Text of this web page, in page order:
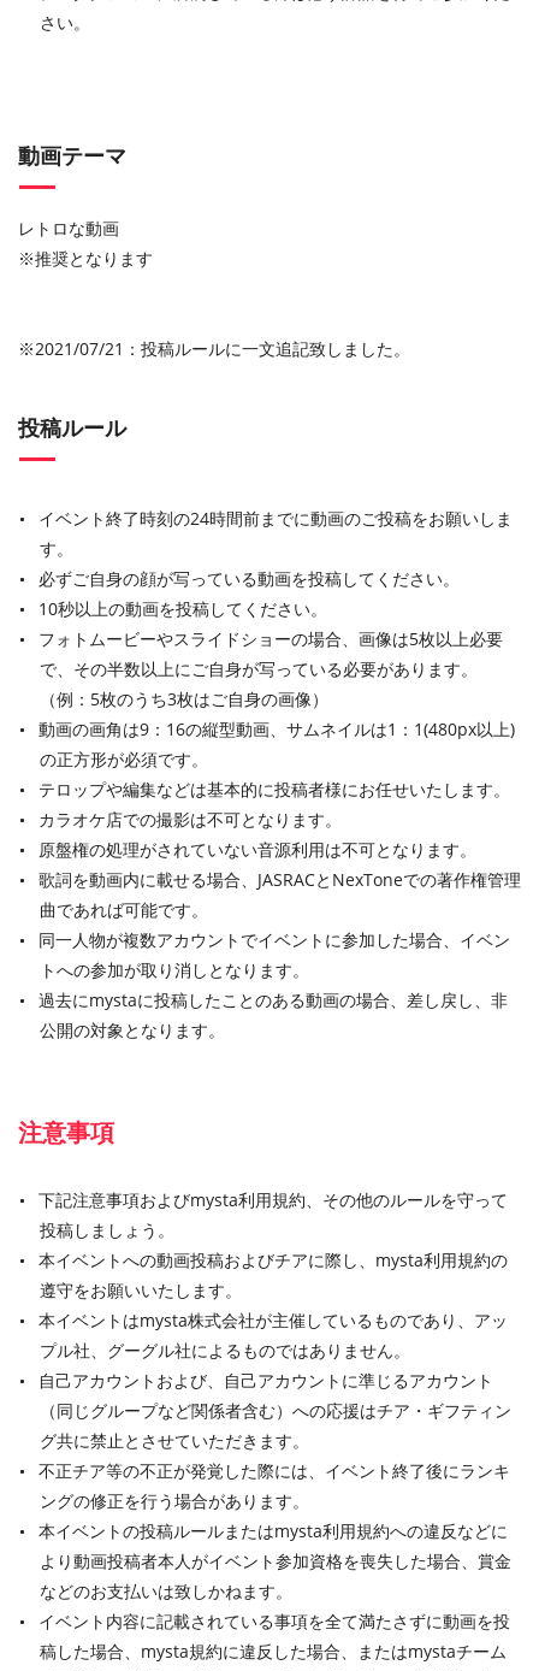
さい。
動画テーマ
レトロな動画
※推奨となります
※2021/07/21：投稿ルールに一文追記致しました。
投稿ルール
イベント終了時刻の24時間前までに動画のご投稿をお願いしま
す。
必ずご自身の顔が写っている動画を投稿してください。
10秒以上の動画を投稿してください。
フォトムービーやスライドショーの場合、画像は5枚以上必要
で、その半数以上にご自身が写っている必要があります。
（例：5枚のうち3枚はご自身の画像）
動画の画角は9：16の縦型動画、サムネイルは1：1(480px以上)
の正方形が必須です。
テロップや編集などは基本的に投稿者様にお任せいたします。
カラオケ店での撮影は不可となります。
原盤権の処理がされていない音源利用は不可となります。
歌詞を動画内に載せる場合、JASRACとNexToneでの著作権管理
曲であれば可能です。
同一人物が複数アカウントでイベントに参加した場合、イベン
トへの参加が取り消しとなります。
過去にmystaに投稿したことのある動画の場合、差し戻し、非
公開の対象となります。
注意事項
下記注意事項およびmysta利用規約、その他のルールを守って
投稿しましょう。
本イベントへの動画投稿およびチアに際し、mysta利用規約の
遵守をお願いいたします。
本イベントはmysta株式会社が主催しているものであり、アッ
プル社、グーグル社によるものではありません。
自己アカウントおよび、自己アカウントに準じるアカウント
（同じグループなど関係者含む）への応援はチア・ギフティン
グ共に禁止とさせていただきます。
不正チア等の不正が発覚した際には、イベント終了後にランキ
ングの修正を行う場合があります。
本イベントの投稿ルールまたはmysta利用規約への違反などに
より動画投稿者本人がイベント参加資格を喪失した場合、賞金
などのお支払いは致しかねます。
イベント内容に記載されている事項を全て満たさずに動画を投
稿した場合、mysta規約に違反した場合、またはmystaチーム